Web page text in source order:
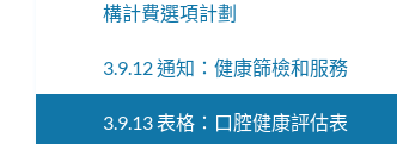
構計費選項計劃
3.9.12 通知：健康篩檢和服務
3.9.13 表格：口腔健康評估表